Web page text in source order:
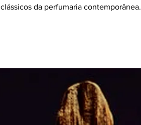
clássicos da perfumaria contemporânea.